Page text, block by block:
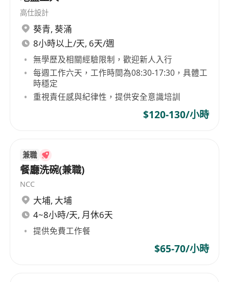
高仕設計
葵青, 葵涌
8小時以上/天, 6天/週
無學歷及相關經驗限制，歡迎新人入行
每週工作六天，工作時間為08:30-17:30，具體工
時穩定
重視責任感與紀律性，提供安全意識培訓
$120-130/小時
兼職
餐廳洗碗(兼職)
NCC
大埔, 大埔
4~8小時/天, 月休6天
提供免費工作餐
$65-70/小時